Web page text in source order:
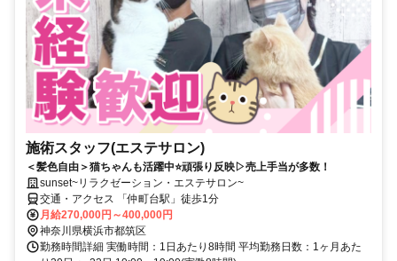
施術スタッフ(エステサロン)
＜髪色自由＞猫ちゃんも活躍中⭐頑張り反映▷売上手当が多数！
sunset~リラクゼーション・エステサロン~
交通・アクセス 「仲町台駅」徒歩1分
月給270,000円～400,000円
神奈川県横浜市都筑区
勤務時間詳細 実働時間：1日あたり8時間 平均勤務日数：1ヶ月あた